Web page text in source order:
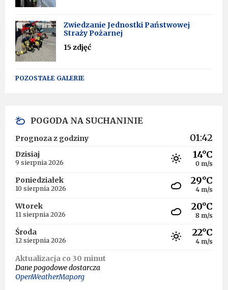
Zwiedzanie Jednostki Państwowej
Straży Pożarnej
15 zdjęć
POZOSTAŁE GALERIE
POGODA NA SUCHANINIE
Prognoza z godziny 01:42
Dzisiaj
9 sierpnia 2026
14°C
0 m/s
Poniedziałek
10 sierpnia 2026
29°C
4 m/s
Wtorek
11 sierpnia 2026
20°C
8 m/s
Środa
12 sierpnia 2026
22°C
4 m/s
Aktualizacja co 30 minut
Dane pogodowe dostarcza
OpenWeatherMap.org